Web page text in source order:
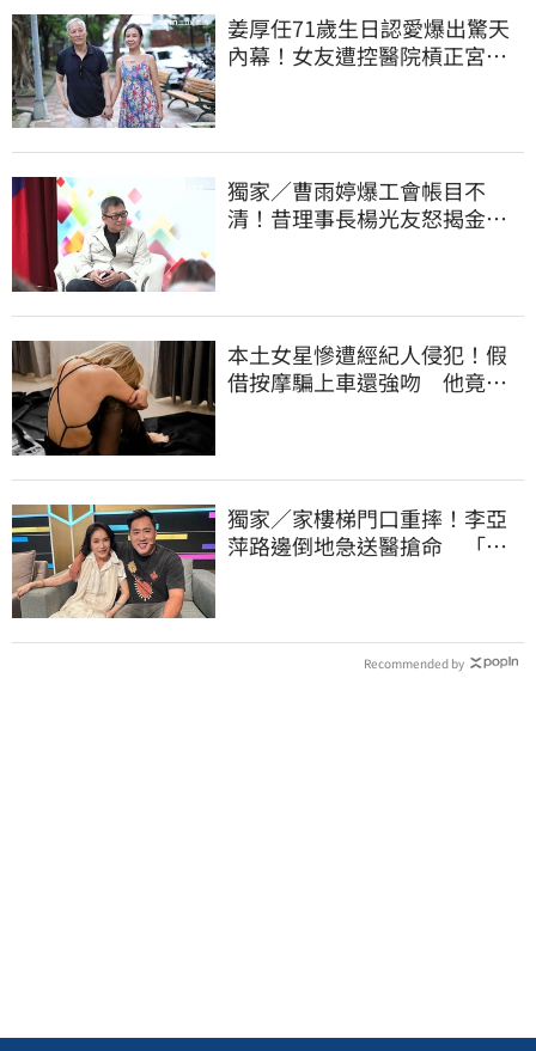
姜厚任71歲生日認愛爆出驚天
內幕！女友遭控醫院槓正宮女
獨家／曹雨婷爆工會帳目不
清！昔理事長楊光友怒揭金流
本土女星慘遭經紀人侵犯！假
借按摩騙上車還強吻 他竟反
獨家／家樓梯門口重摔！李亞
萍路邊倒地急送醫搶命 「最
Recommended by